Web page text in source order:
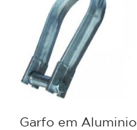
Garfo em Aluminio